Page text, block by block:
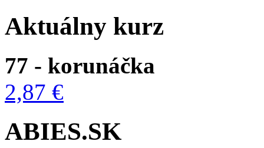
Aktuálny kurz
77 - korunáčka
2,87 €
ABIES.SK